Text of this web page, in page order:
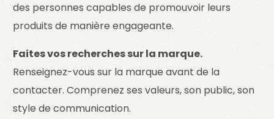
des personnes capables de promouvoir leurs
produits de manière engageante.
Faites vos recherches sur la marque.
Renseignez-vous sur la marque avant de la
contacter. Comprenez ses valeurs, son public, son
style de communication.